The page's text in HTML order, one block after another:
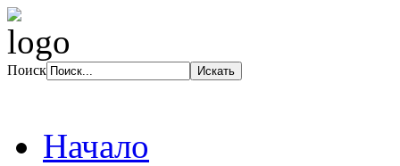
Поиск
Начало